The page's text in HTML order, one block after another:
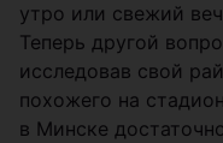
утро или свежий
Теперь другой
исследовав свой
похожего на
в Минске